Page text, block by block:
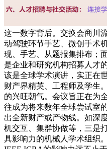
这一数字背后。交换会商川
动驾驶环节手艺、微创手术
现、手艺、从题报集排布；
是企业和研究机构招募人才
该是全球学术演讲，实正在
财产界精英、工程师及学生
的兴旺朝气。会议旨正在为
往成为将来数年全球尝试室
出全新财产或产物线。如深
机交互、集群协做等，三是
具影响力的机械人学术组织